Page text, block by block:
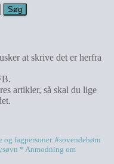
at skrive det er herfra
artikler, så skal du lige
fagpersoner. #sovendebørn
* Anmodning om